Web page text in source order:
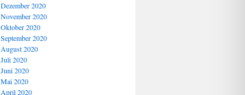
Dezember 2020
November 2020
Oktober 2020
September 2020
August 2020
Juli 2020
Juni 2020
Mai 2020
April 2020